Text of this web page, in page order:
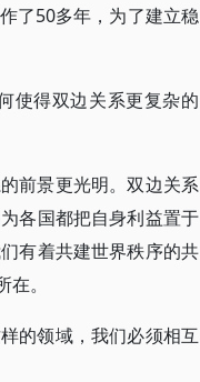
了50多年，为了建立稳
使得双边关系更复杂的
前景更光明。双边关系
各国都把自身利益置于
有着共建世界秩序的共
。
的领域，我们必须相互